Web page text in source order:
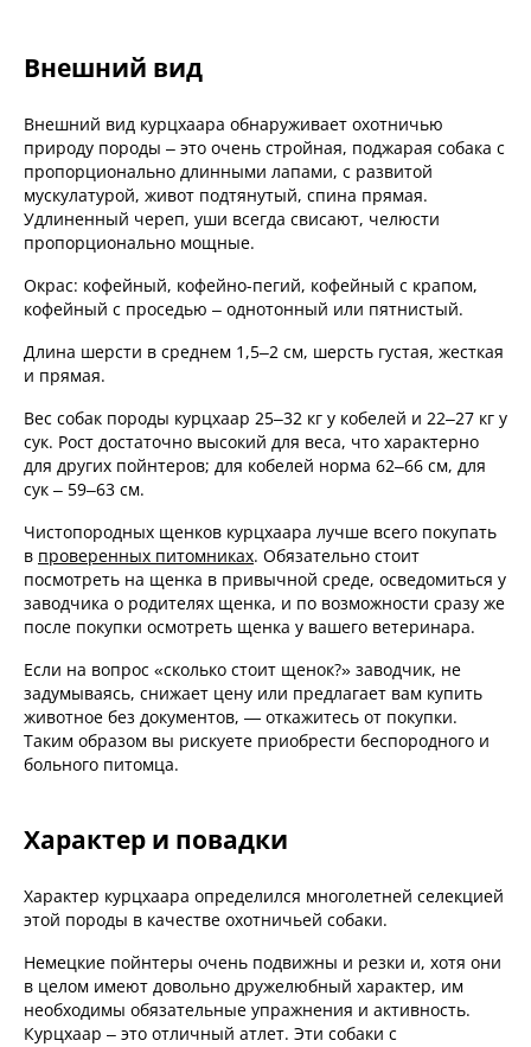
Внешний вид
Внешний вид курцхаара обнаруживает охотничью
природу породы – это очень стройная, поджарая собака с
пропорционально длинными лапами, с развитой
мускулатурой, живот подтянутый, спина прямая.
Удлиненный череп, уши всегда свисают, челюсти
пропорционально мощные.
Окрас: кофейный, кофейно-пегий, кофейный с крапом,
кофейный с проседью – однотонный или пятнистый.
Длина шерсти в среднем 1,5–2 см, шерсть густая, жесткая
и прямая.
Вес собак породы курцхаар 25–32 кг у кобелей и 22–27 кг у
сук. Рост достаточно высокий для веса, что характерно
для других пойнтеров; для кобелей норма 62–66 см, для
сук – 59–63 см.
Чистопородных щенков курцхаара лучше всего покупать
в проверенных питомниках. Обязательно стоит
посмотреть на щенка в привычной среде, осведомиться у
заводчика о родителях щенка, и по возможности сразу же
после покупки осмотреть щенка у вашего ветеринара.
Если на вопрос «сколько стоит щенок?» заводчик, не
задумываясь, снижает цену или предлагает вам купить
животное без документов, — откажитесь от покупки.
Таким образом вы рискуете приобрести беспородного и
больного питомца.
Характер и повадки
Характер курцхаара определился многолетней селекцией
этой породы в качестве охотничьей собаки.
Немецкие пойнтеры очень подвижны и резки и, хотя они
в целом имеют довольно дружелюбный характер, им
необходимы обязательные упражнения и активность.
Курцхаар – это отличный атлет. Эти собаки с